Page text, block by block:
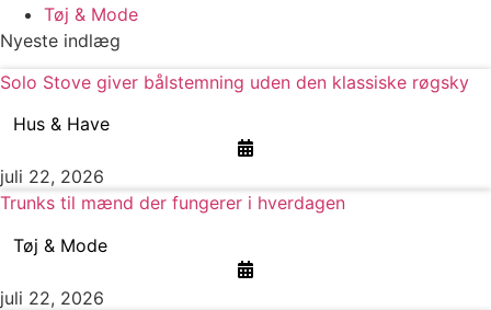
Tøj & Mode
Nyeste indlæg
Solo Stove giver bålstemning uden den klassiske røgsky
Hus & Have
juli 22, 2026
Trunks til mænd der fungerer i hverdagen
Tøj & Mode
juli 22, 2026